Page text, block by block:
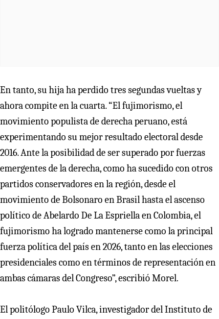
En tanto, su hija ha perdido tres segundas vueltas y
ahora compite en la cuarta. “El fujimorismo, el
movimiento populista de derecha peruano, está
experimentando su mejor resultado electoral desde
2016. Ante la posibilidad de ser superado por fuerzas
emergentes de la derecha, como ha sucedido con otros
partidos conservadores en la región, desde el
movimiento de Bolsonaro en Brasil hasta el ascenso
político de Abelardo De La Espriella en Colombia, el
fujimorismo ha logrado mantenerse como la principal
fuerza política del país en 2026, tanto en las elecciones
presidenciales como en términos de representación en
ambas cámaras del Congreso”, escribió Morel.
El politólogo Paulo Vilca, investigador del Instituto de